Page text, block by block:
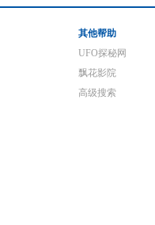
其他帮助
UFO探秘网
飘花影院
高级搜索